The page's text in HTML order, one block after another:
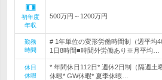
初年度
年収
500万円～1200万円
勤務
時間
# 1年単位の変形労働時間制（週平均
1日8時間■時間外労働あり※月平均…
休日
休暇
* 年間休日112日* 週休2日制（隔週土
休暇* GW休暇* 夏季休暇…